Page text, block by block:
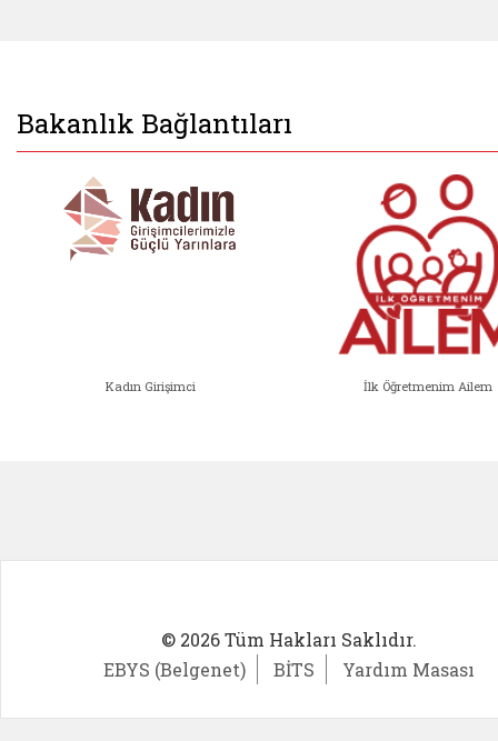
Bakanlık Bağlantıları
Kadın Girişimci İlk Öğretmenim Ailem
© 2026 Tüm Hakları Saklıdır.
EBYS (Belgenet)
BİTS Yardım Masası